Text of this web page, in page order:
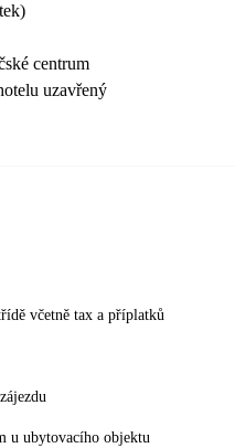
centrum
uzavřený
včetně tax a příplatků
u ubytovacího objektu